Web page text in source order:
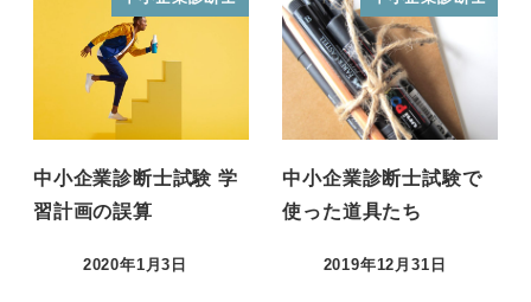
中小企業診断士試験 学
習計画の誤算
投稿日
2020年1月3日
中小企業診断士試験で
使った道具たち
投稿日
2019年12月31日